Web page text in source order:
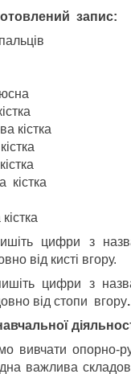
​​запис:
кістка
кістка
цифри з
від кисті вгору.
цифри з
від стопи вгору.
навчальної
вивчати опорно-
важлива